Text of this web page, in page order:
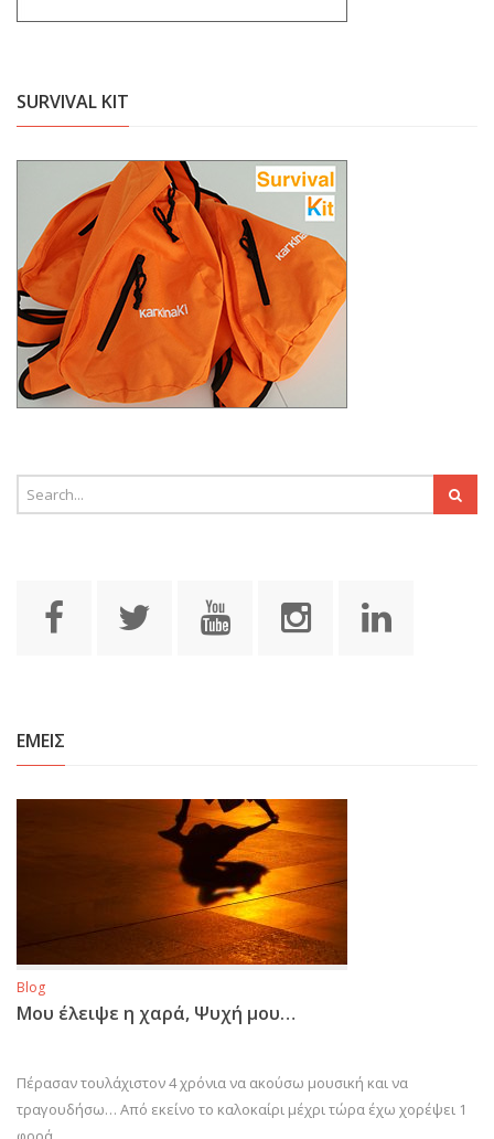
SURVIVAL KIT
ΕΜΕΙΣ
Blog
Μου έλειψε η χαρά, Ψυχή μου…
Πέρασαν τουλάχιστον 4 χρόνια να ακούσω μουσική και να
τραγουδήσω… Από εκείνο το καλοκαίρι μέχρι τώρα έχω χορέψει 1